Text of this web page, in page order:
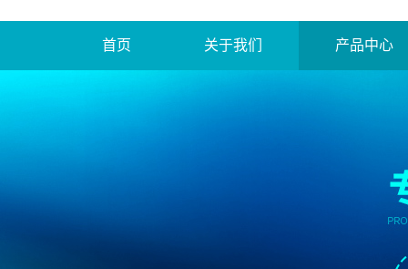
首页 关于我们 产品中心